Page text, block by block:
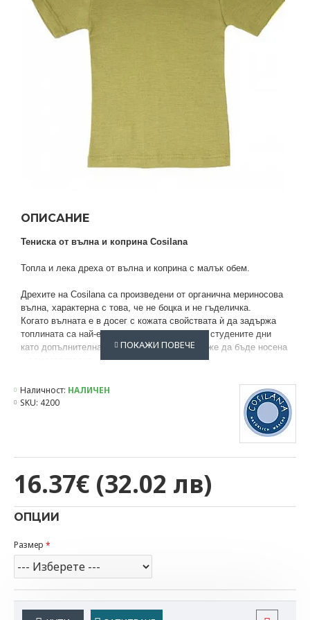
ОПИСАНИЕ
Тениска от вълна и коприна Cosilana
Топла и лека дреха от вълна и коприна с малък обем.
Дрехите на Cosilana са произведени от органична мериносова
вълна, характерна с това, че не боцка и не гъделичка.
Когато вълната е в досег с кожата свойствата ѝ да задържа
топлината са най-ефективни.
Подходящо за студените дни
като допълнителна защита под дрехите. Може да бъде носена
гъделичка
Вълната е термо- и влагорегулатор - запазва телесната
mulbery коприната е подходяща за най-чувствителна
кожа, придава финост, има антибактериални свойства и
усещането за влага, поддържайки оптимална
температура
Може да бъде носено като долен слой, основна дреха и
поради комфорта на кройката дори като пижама
подгъвани - за дълга употреба; расте с детето
Изработена от 70% органична мериносова вълна и 30%
коприна
Този естествен материал има нужда от пране много по-рядко.
Ланолинът в него ‘улавя’ мръсотията и проветряването е
16.37€ (32.02 лв)
Наличност: НАЛИЧЕН
SKU: 4200
ОПЦИИ
Размер